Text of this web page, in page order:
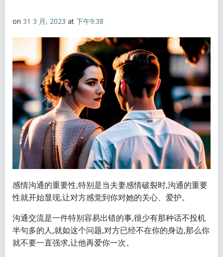
on 31 3 月, 2023 at 下午9:38
感情沟通的重要性,特别是当夫妻感情破裂时,沟通的重要
性就开始显现,让对方感觉到你对她的关心、爱护。
沟通交流是一件特别容易出错的事,很少有那种话不投机
半句多的人,就如这个问题,对方已经不在你的身边,那么你
就不要一直强求,让他再爱你一次。